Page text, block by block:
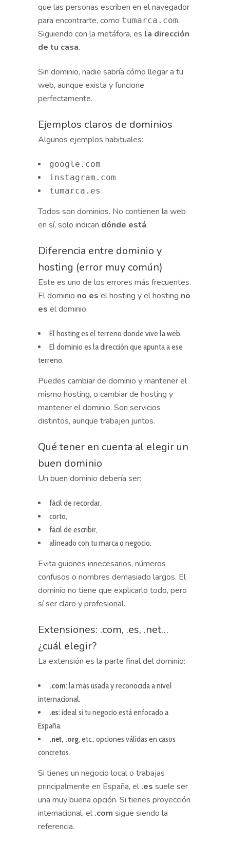
que las personas escriben en el navegador
para encontrarte, como tumarca.com.
Siguiendo con la metáfora, es la dirección
de tu casa.
Sin dominio, nadie sabría cómo llegar a tu
web, aunque exista y funcione
perfectamente.
Ejemplos claros de dominios
Algunos ejemplos habituales:
google.com
instagram.com
tumarca.es
Todos son dominios. No contienen la web
en sí, solo indican dónde está.
Diferencia entre dominio y
hosting (error muy común)
Este es uno de los errores más frecuentes.
El dominio no es el hosting y el hosting no
es el dominio.
El hosting es el terreno donde vive la web.
El dominio es la dirección que apunta a ese
terreno.
Puedes cambiar de dominio y mantener el
mismo hosting, o cambiar de hosting y
mantener el dominio. Son servicios
distintos, aunque trabajen juntos.
Qué tener en cuenta al elegir un
buen dominio
Un buen dominio debería ser:
fácil de recordar,
corto,
fácil de escribir,
alineado con tu marca o negocio.
Evita guiones innecesarios, números
confusos o nombres demasiado largos. El
dominio no tiene que explicarlo todo, pero
sí ser claro y profesional.
Extensiones: .com, .es, .net…
¿cuál elegir?
La extensión es la parte final del dominio:
.com: la más usada y reconocida a nivel
internacional.
.es: ideal si tu negocio está enfocado a
España.
.net, .org, etc.: opciones válidas en casos
concretos.
Si tienes un negocio local o trabajas
principalmente en España, el .es suele ser
una muy buena opción. Si tienes proyección
internacional, el .com sigue siendo la
referencia.